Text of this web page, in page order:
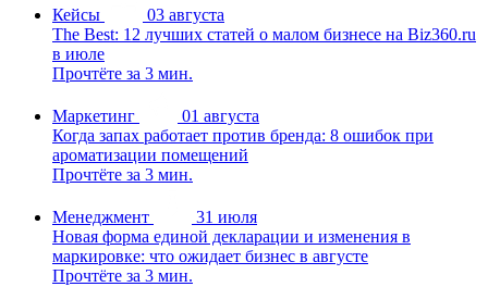
Кейсы
03 августа
The Best: 12 лучших статей о малом бизнесе на Biz360.ru
в июле
Прочтёте за 3 мин.
Маркетинг
01 августа
Когда запах работает против бренда: 8 ошибок при
ароматизации помещений
Прочтёте за 3 мин.
Менеджмент
31 июля
Новая форма единой декларации и изменения в
маркировке: что ожидает бизнес в августе
Прочтёте за 3 мин.